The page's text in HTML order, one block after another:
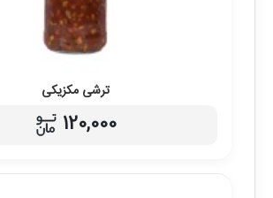
ترشی مکزیکی
120,000